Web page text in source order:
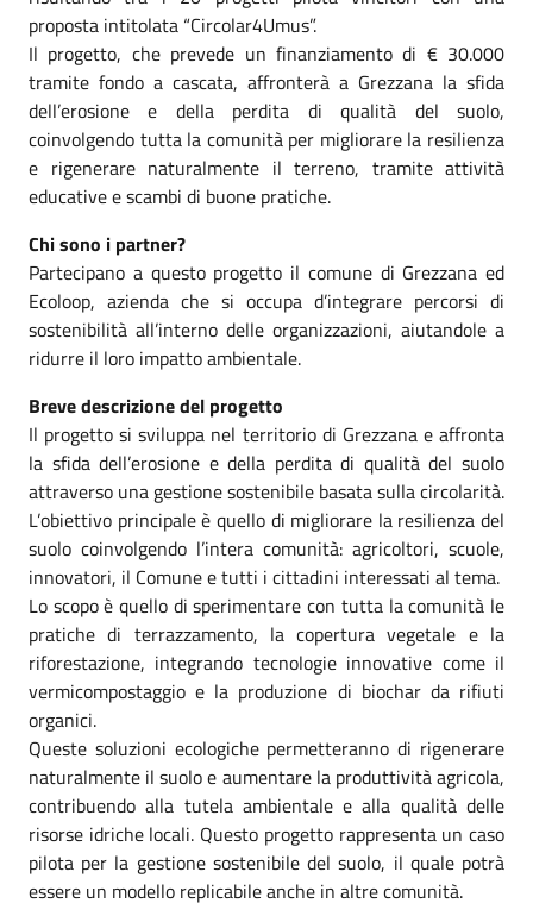
proposta intitolata “Circolar4Umus”.
Il progetto, che prevede un finanziamento di € 30.000
tramite fondo a cascata, affronterà a Grezzana la sfida
dell’erosione e della perdita di qualità del suolo,
coinvolgendo tutta la comunità per migliorare la resilienza
e rigenerare naturalmente il terreno, tramite attività
educative e scambi di buone pratiche.
Chi sono i partner?
Partecipano a questo progetto il comune di Grezzana ed
Ecoloop, azienda che si occupa d’integrare percorsi di
sostenibilità all’interno delle organizzazioni, aiutandole a
ridurre il loro impatto ambientale.
Breve descrizione del progetto
Il progetto si sviluppa nel territorio di Grezzana e affronta
la sfida dell’erosione e della perdita di qualità del suolo
attraverso una gestione sostenibile basata sulla circolarità.
L’obiettivo principale è quello di migliorare la resilienza del
suolo coinvolgendo l’intera comunità: agricoltori, scuole,
innovatori, il Comune e tutti i cittadini interessati al tema.
Lo scopo è quello di sperimentare con tutta la comunità le
pratiche di terrazzamento, la copertura vegetale e la
riforestazione, integrando tecnologie innovative come il
vermicompostaggio e la produzione di biochar da rifiuti
organici.
Queste soluzioni ecologiche permetteranno di rigenerare
naturalmente il suolo e aumentare la produttività agricola,
contribuendo alla tutela ambientale e alla qualità delle
risorse idriche locali. Questo progetto rappresenta un caso
pilota per la gestione sostenibile del suolo, il quale potrà
essere un modello replicabile anche in altre comunità.